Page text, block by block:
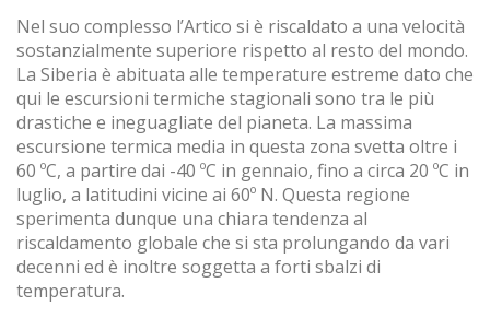
Nel suo complesso l’Artico si è riscaldato a una velocità
sostanzialmente superiore rispetto al resto del mondo.
La Siberia è abituata alle temperature estreme dato che
qui le escursioni termiche stagionali sono tra le più
drastiche e ineguagliate del pianeta. La massima
escursione termica media in questa zona svetta oltre i
60 ºC, a partire dai -40 ºC in gennaio, fino a circa 20 ºC in
luglio, a latitudini vicine ai 60º N. Questa regione
sperimenta dunque una chiara tendenza al
riscaldamento globale che si sta prolungando da vari
decenni ed è inoltre soggetta a forti sbalzi di
temperatura.